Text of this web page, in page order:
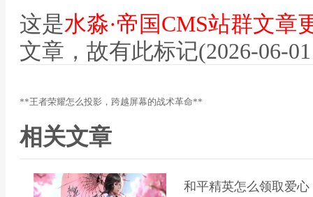
这是水淼·帝国CMS站群文章
文章，故有此标记(2026-06-
**王者荣耀怎么投影，跨越屏幕的战术革命**
相关文章
和平精英怎么领取爱